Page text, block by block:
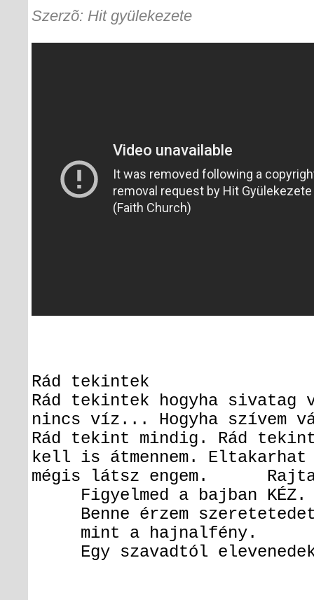
Szerzõ: Hit gyülekezete
Rád tekintek
Rád tekintek hogyha sivatag
nincs víz...
Hogyha szívem
Rád tekint mindig.
Rád
kell is átmennem.
Eltakarhat
mégis látsz engem.
Rajtam
Figyelmed a bajban KÉZ.
Benne érzem
mint a hajnalfény.
Egy szavadtól